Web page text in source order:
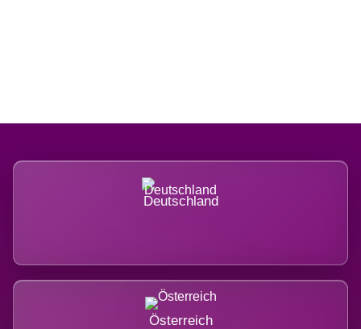
Deutschland
Österreich